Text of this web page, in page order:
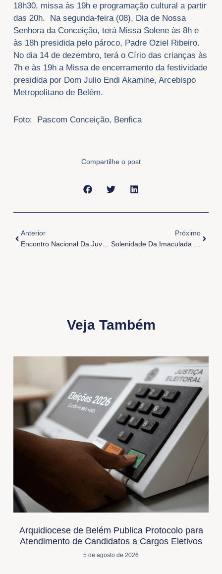
18h30, missa às 19h e programação cultural a partir
das 20h. Na segunda-feira (08), Dia de Nossa
Senhora da Conceição, terá Missa Solene às 8h e
às 18h presidida pelo pároco, Padre Oziel Ribeiro.
No dia 14 de dezembro, terá o Círio das crianças às
7h e às 19h a Missa de encerramento da festividade
presidida por Dom Julio Endi Akamine, Arcebispo
Metropolitano de Belém.
Foto: Pascom Conceição, Benfica
Compartilhe o post
Anterior
Encontro Nacional Da Juventude Na Cop30
Próximo
Solenidade Da Imaculada Conceição
Veja Também
Arquidiocese de Belém Publica Protocolo para
Atendimento de Candidatos a Cargos Eletivos
5 de agosto de 2026